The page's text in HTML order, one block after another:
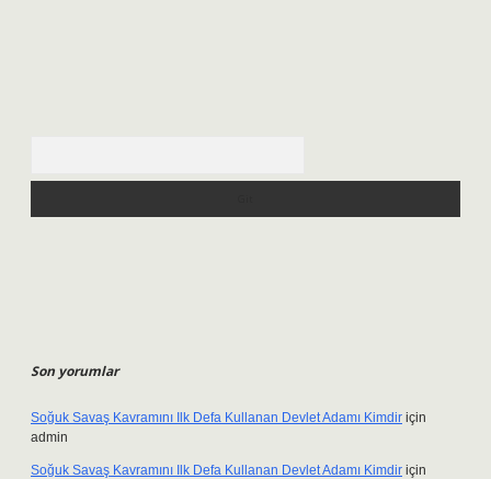
Son yorumlar
Soğuk Savaş Kavramını Ilk Defa Kullanan Devlet Adamı Kimdir için
admin
Soğuk Savaş Kavramını Ilk Defa Kullanan Devlet Adamı Kimdir için